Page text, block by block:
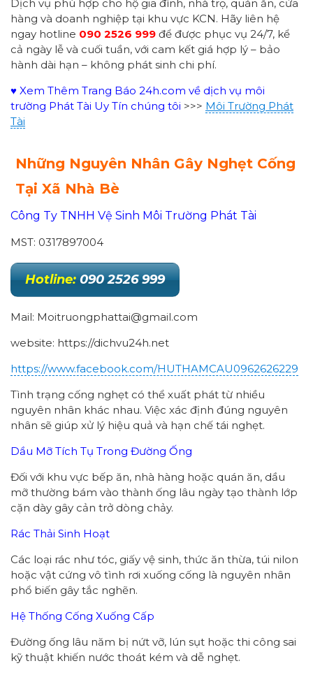
Dịch vụ phù hợp cho hộ gia đình, nhà trọ, quán ăn, cửa
hàng và doanh nghiệp tại khu vực KCN. Hãy liên hệ
ngay hotline 090 2526 999 để được phục vụ 24/7, kể
cả ngày lễ và cuối tuần, với cam kết giá hợp lý – bảo
hành dài hạn – không phát sinh chi phí.
♥ Xem Thêm Trang Báo 24h.com về dịch vụ môi
trường Phát Tài Uy Tín chúng tôi >>> Môi Trường Phát
Tài
Những Nguyên Nhân Gây Nghẹt Cống
Tại Xã Nhà Bè
Công Ty TNHH Vệ Sinh Môi Trường Phát Tài
MST: 0317897004
Hotline: 090 2526 999
Mail: Moitruongphattai@gmail.com
website: https://dichvu24h.net
https://www.facebook.com/HUTHAMCAU0962626229
Tình trạng cống nghẹt có thể xuất phát từ nhiều
nguyên nhân khác nhau. Việc xác định đúng nguyên
nhân sẽ giúp xử lý hiệu quả và hạn chế tái nghẹt.
Dầu Mỡ Tích Tụ Trong Đường Ống
Đối với khu vực bếp ăn, nhà hàng hoặc quán ăn, dầu
mỡ thường bám vào thành ống lâu ngày tạo thành lớp
cặn dày gây cản trở dòng chảy.
Rác Thải Sinh Hoạt
Các loại rác như tóc, giấy vệ sinh, thức ăn thừa, túi nilon
hoặc vật cứng vô tình rơi xuống cống là nguyên nhân
phổ biến gây tắc nghẽn.
Hệ Thống Cống Xuống Cấp
Đường ống lâu năm bị nứt vỡ, lún sụt hoặc thi công sai
kỹ thuật khiến nước thoát kém và dễ nghẹt.